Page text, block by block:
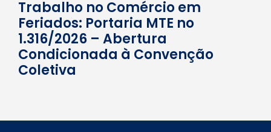
Trabalho no Comércio em
Feriados: Portaria MTE no
1.316/2026 – Abertura
Condicionada à Convenção
Coletiva